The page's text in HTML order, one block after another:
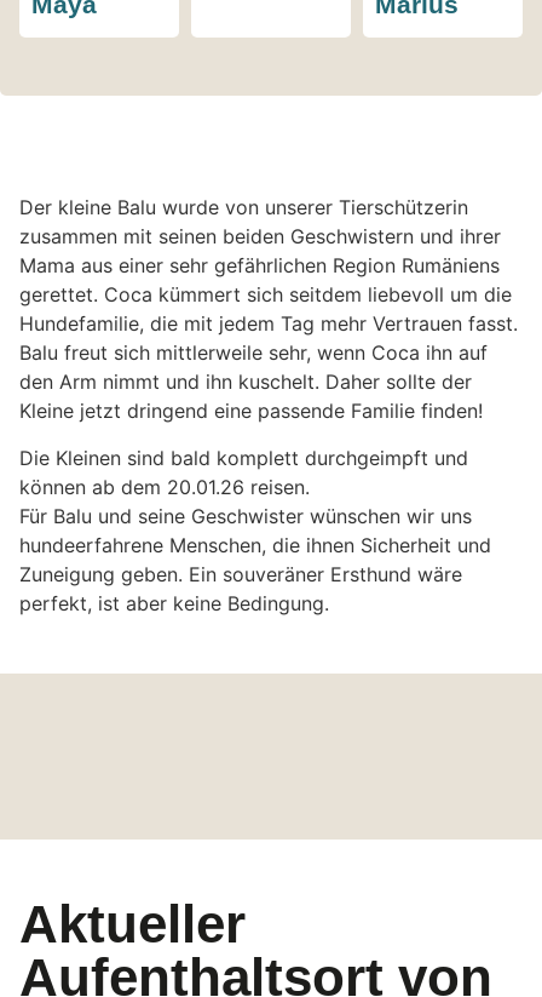
Der kleine Balu wurde von unserer Tierschützerin
zusammen mit seinen beiden Geschwistern und ihrer
Mama aus einer sehr gefährlichen Region Rumäniens
gerettet. Coca kümmert sich seitdem liebevoll um die
Hundefamilie, die mit jedem Tag mehr Vertrauen fasst.
Balu freut sich mittlerweile sehr, wenn Coca ihn auf
den Arm nimmt und ihn kuschelt. Daher sollte der
Kleine jetzt dringend eine passende Familie finden!
Die Kleinen sind bald komplett durchgeimpft und
können ab dem 20.01.26 reisen.
Für Balu und seine Geschwister wünschen wir uns
hundeerfahrene Menschen, die ihnen Sicherheit und
Zuneigung geben. Ein souveräner Ersthund wäre
perfekt, ist aber keine Bedingung.
Aktueller
Aufenthaltsort von